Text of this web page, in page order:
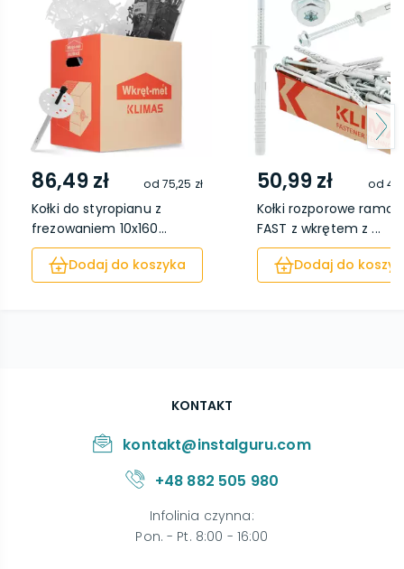
86,49 zł od 75,25 zł
Kołki do styropianu z
frezowaniem 10x160...
Dodaj do koszyka
50,99 zł od
Kołki rozporowe
FAST z wkrętem z ...
Dodaj do
KONTAKT
kontakt@instalguru.com
+48 882 505 980
Infolinia czynna:
Pon. - Pt. 8:00 - 16:00